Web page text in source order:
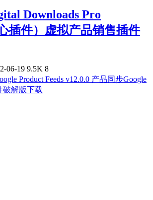
Downloads Pro
插件）虚拟产品销售插件
06-19 9.5K 8